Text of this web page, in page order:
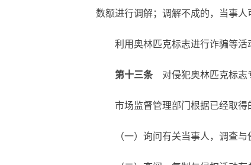
数额进行调解；调解不成的，当事人
利用奥林匹克标志进行诈骗等活
第十三条 对侵犯奥林匹克标志
市场监督管理部门根据已经取得
（一）询问有关当事人，调查